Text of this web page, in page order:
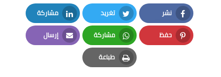
نشر
Facebook
تغريد
Twitter
مشاركة
LinkedIn
حفظ
Pinterest
مشاركة
Whatsapp
إرسال
Email
طباعة
Print